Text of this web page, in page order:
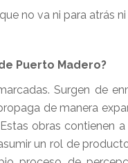
no va ni para atrás
Puerto Madero?
Surgen de
de manera
obras contienen
un rol de